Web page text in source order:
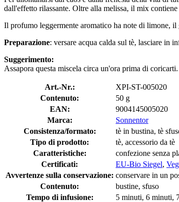
dall'effetto rilassante. Oltre alla melissa, il mix
Il profumo leggermente aromatico ha note di limone,
Preparazione: versare acqua calda sul tè, lasciare in
Suggerimento:
Assapora questa miscela circa un'ora prima di coricarti.
Art.-Nr.:
XPI-ST-005020
Contenuto:
50 g
EAN:
9004145005020
Marca:
Sonnentor
Consistenza/formato:
tè in bustina, tè
Tipo di prodotto:
tè, accessorio da tè
Caratteristiche:
confezione senza
Certificati:
EU-Bio Siegel,
Avvertenze sulla conservazione: conservare in un
Contenuto:
bustine, sfuso
Tempo di infusione:
5 minuti, 6 minuti,